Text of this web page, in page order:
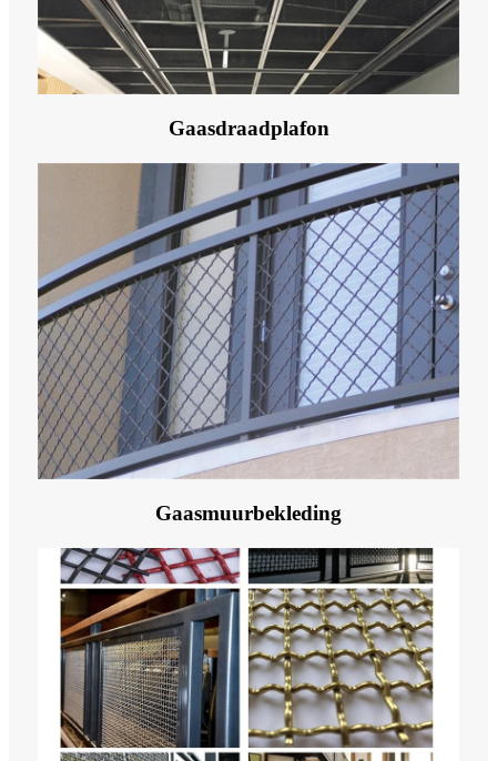
Gaasdraadplafon
Gaasmuurbekleding